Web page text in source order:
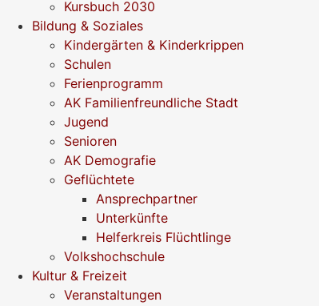
Kursbuch 2030
Bildung & Soziales
Kindergärten & Kinderkrippen
Schulen
Ferienprogramm
AK Familienfreundliche Stadt
Jugend
Senioren
AK Demografie
Geflüchtete
Ansprechpartner
Unterkünfte
Helferkreis Flüchtlinge
Volkshochschule
Kultur & Freizeit
Veranstaltungen